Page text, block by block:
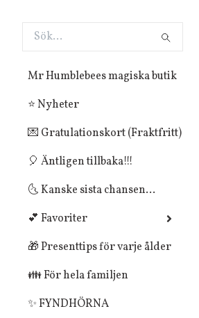
Mr Humblebees magiska butik
⭐ Nyheter
💌 Gratulationskort (Fraktfritt)
🎈 Äntligen tillbaka!!!
🌜 Kanske sista chansen...
💕 Favoriter
🎁 Presenttips för varje ålder
👪 För hela familjen
✨ FYNDHÖRNA